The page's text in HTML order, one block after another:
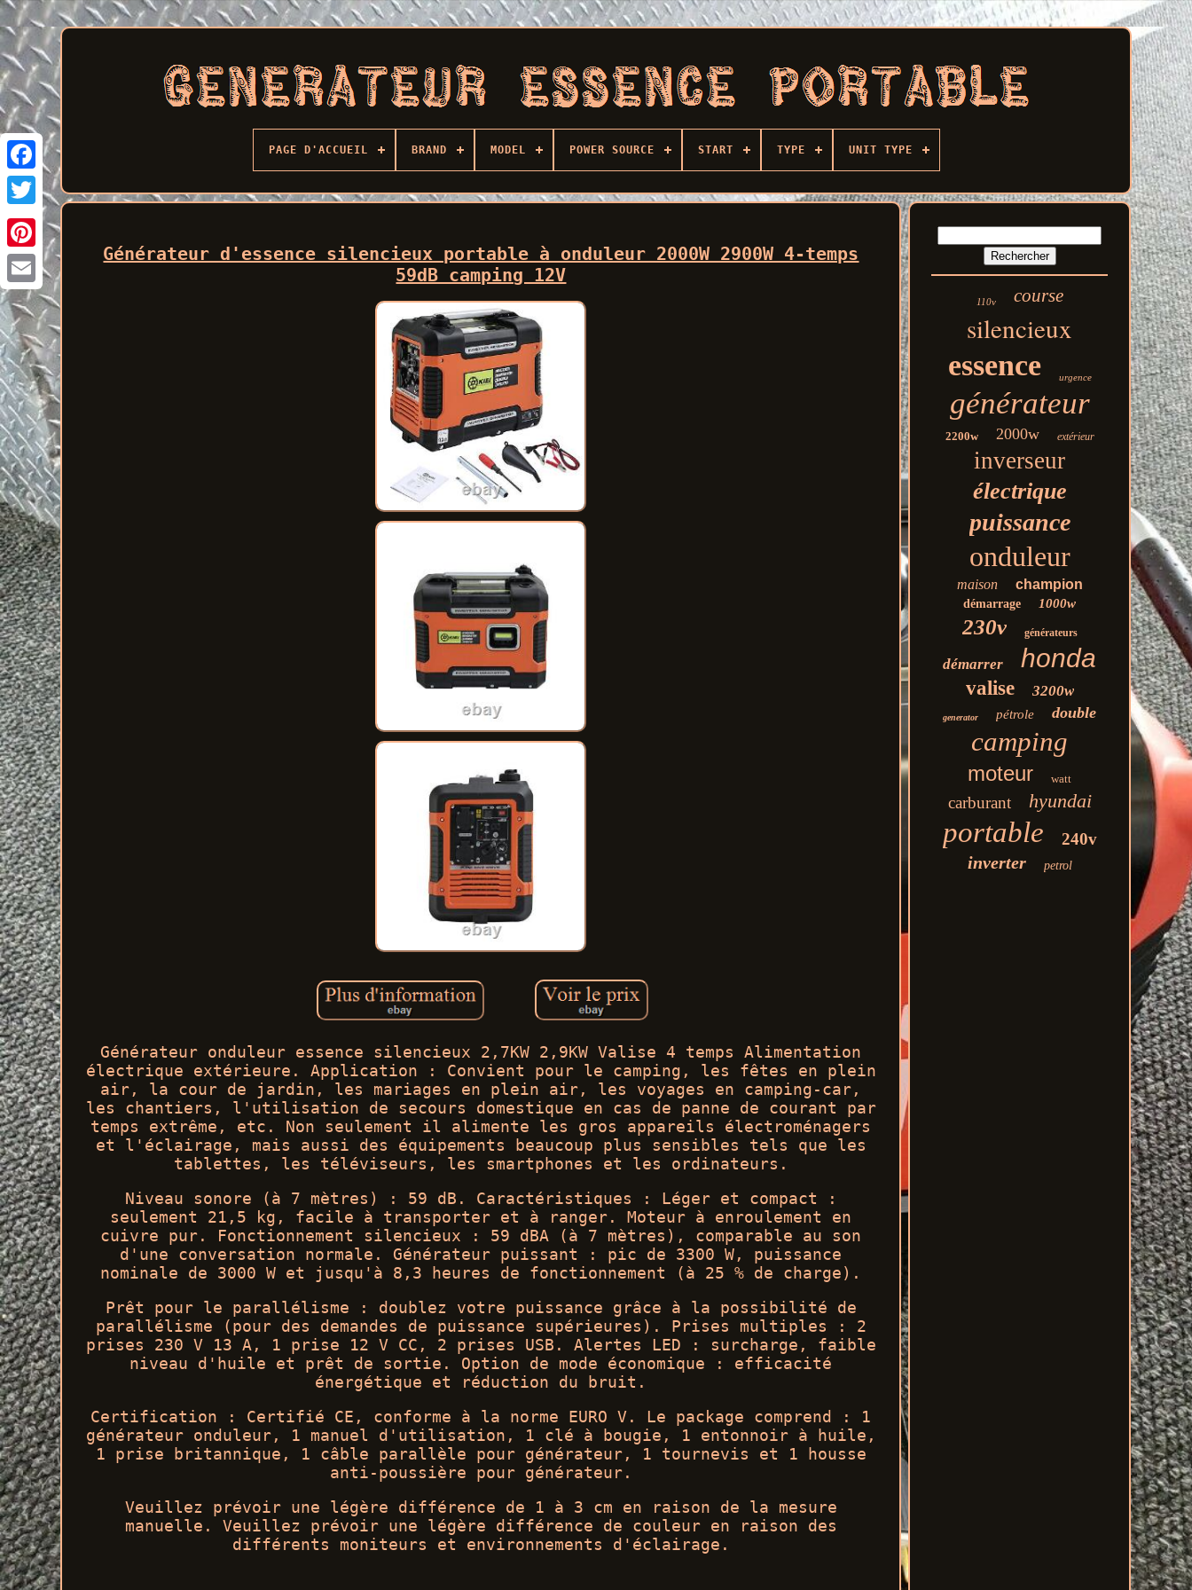
Facebook
PAGE D'ACCUEIL BRAND MODEL POWER SOURCE START TYPE UNIT TYPE
Générateur d'essence silencieux portable à onduleur 2000W 2900W 4-temps
59dB camping 12V
Générateur onduleur essence silencieux 2,7KW 2,9KW Valise 4 temps Alimentation
électrique extérieure. Application : Convient pour le camping, les fêtes en plein
air, la cour de jardin, les mariages en plein air, les voyages en camping-car,
les chantiers, l'utilisation de secours domestique en cas de panne de courant par
temps extrême, etc. Non seulement il alimente les gros appareils électroménagers
et l'éclairage, mais aussi des équipements beaucoup plus sensibles tels que les
tablettes, les téléviseurs, les smartphones et les ordinateurs.
Niveau sonore (à 7 mètres) : 59 dB. Caractéristiques : Léger et compact :
seulement 21,5 kg, facile à transporter et à ranger. Moteur à enroulement en
cuivre pur. Fonctionnement silencieux : 59 dBA (à 7 mètres), comparable au son
d'une conversation normale. Générateur puissant : pic de 3300 W, puissance
nominale de 3000 W et jusqu'à 8,3 heures de fonctionnement (à 25 % de charge).
Prêt pour le parallélisme : doublez votre puissance grâce à la possibilité de
parallélisme (pour des demandes de puissance supérieures). Prises multiples : 2
prises 230 V 13 A, 1 prise 12 V CC, 2 prises USB. Alertes LED : surcharge, faible
niveau d'huile et prêt de sortie. Option de mode économique : efficacité
énergétique et réduction du bruit.
Certification : Certifié CE, conforme à la norme EURO V. Le package comprend : 1
générateur onduleur, 1 manuel d'utilisation, 1 clé à bougie, 1 entonnoir à huile,
1 prise britannique, 1 câble parallèle pour générateur, 1 tournevis et 1 housse
anti-poussière pour générateur.
Veuillez prévoir une légère différence de 1 à 3 cm en raison de la mesure
manuelle. Veuillez prévoir une légère différence de couleur en raison des
différents moniteurs et environnements d'éclairage.
110v course
silencieux
essence urgence
générateur
2200w 2000w extérieur
inverseur
électrique
puissance
onduleur
maison champion
démarrage 1000w
230v générateurs
démarrer honda
valise 3200w
generator pétrole double
camping
moteur watt
carburant hyundai
portable 240v
inverter petrol